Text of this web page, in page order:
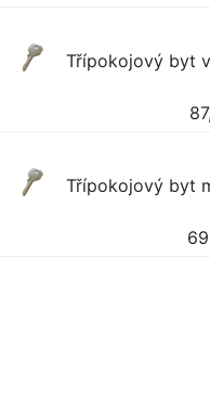
Třípokojový byt
Třípokojový byt